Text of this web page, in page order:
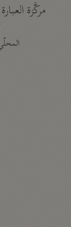
مركَّزة العبارة
المحلّي